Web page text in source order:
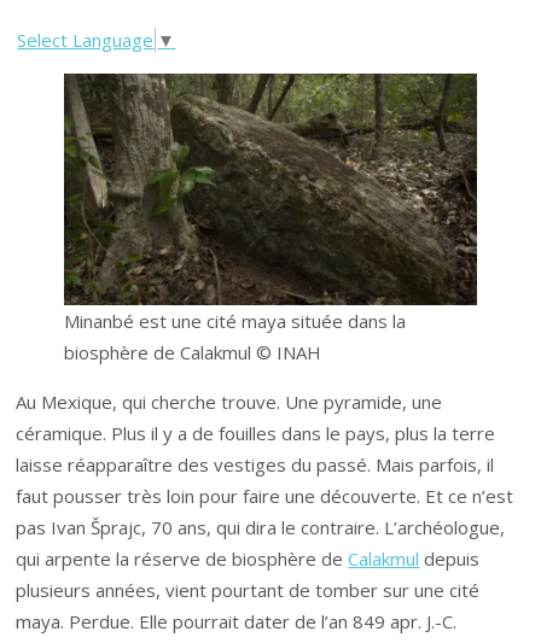
Select Language ▼
Minanbé est une cité maya située dans la
biosphère de Calakmul © INAH
Au Mexique, qui cherche trouve. Une pyramide, une
céramique. Plus il y a de fouilles dans le pays, plus la terre
laisse réapparaître des vestiges du passé. Mais parfois, il
faut pousser très loin pour faire une découverte. Et ce n’est
pas Ivan Šprajc, 70 ans, qui dira le contraire. L’archéologue,
qui arpente la réserve de biosphère deCalakmul depuis
plusieurs années, vient pourtant de tomber sur une cité
maya. Perdue. Elle pourrait dater de l’an 849 apr. J.-C.